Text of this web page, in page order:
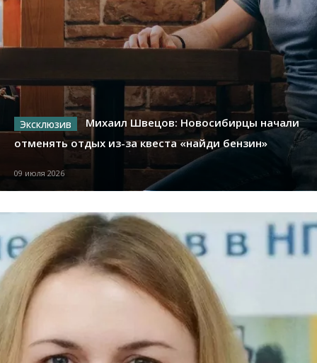
Михаил Швецов: Новосибирцы начали
отменять отдых из-за квеста «найди бензин»
09 июля 2026